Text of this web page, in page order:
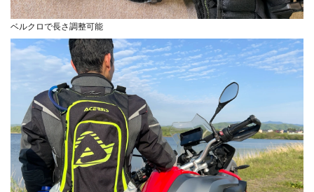
ベルクロで長さ調整可能